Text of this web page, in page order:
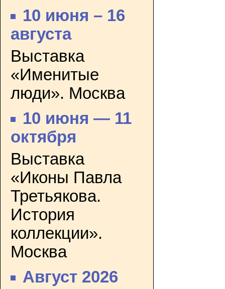
10 июня – 16
августа
Выставка
«Именитые
люди». Москва
10 июня — 11
октября
Выставка
«Иконы Павла
Третьякова.
История
коллекции».
Москва
Август 2026